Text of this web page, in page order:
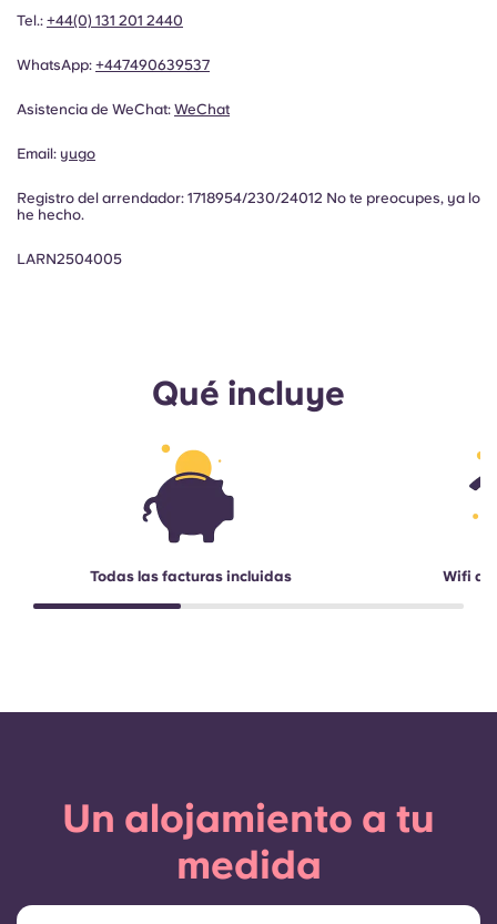
Tel.: +44(0) 131 201 2440
WhatsApp: +447490639537
Asistencia de WeChat: WeChat
Email: yugo
Registro del arrendador: 1718954/230/24012 No te preocupes, ya lo
he hecho.
LARN2504005
Qué incluye
Todas las facturas incluidas Wifi
Un alojamiento a tu
medida